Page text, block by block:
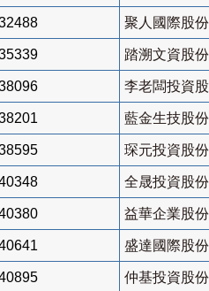
聚人國際股
踏溯文資股
李老闆投資
藍金生技股
琛元投資股
全晟投資股
益華企業股
盛達國際股
仲基投資股